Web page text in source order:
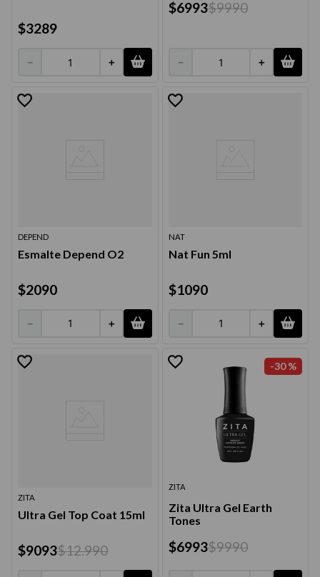
$3289
＋
－
$6993$9990
＋
－
DEPEND
Esmalte Depend O2
$2090
＋
－
NAT
Nat Fun 5ml
$1090
＋
－
ZITA
Ultra Gel Top Coat 15ml
$9093$12.990
-30 %
ZITA
Zita Ultra Gel Earth
Tones
$6993$9990
10. protector térmico